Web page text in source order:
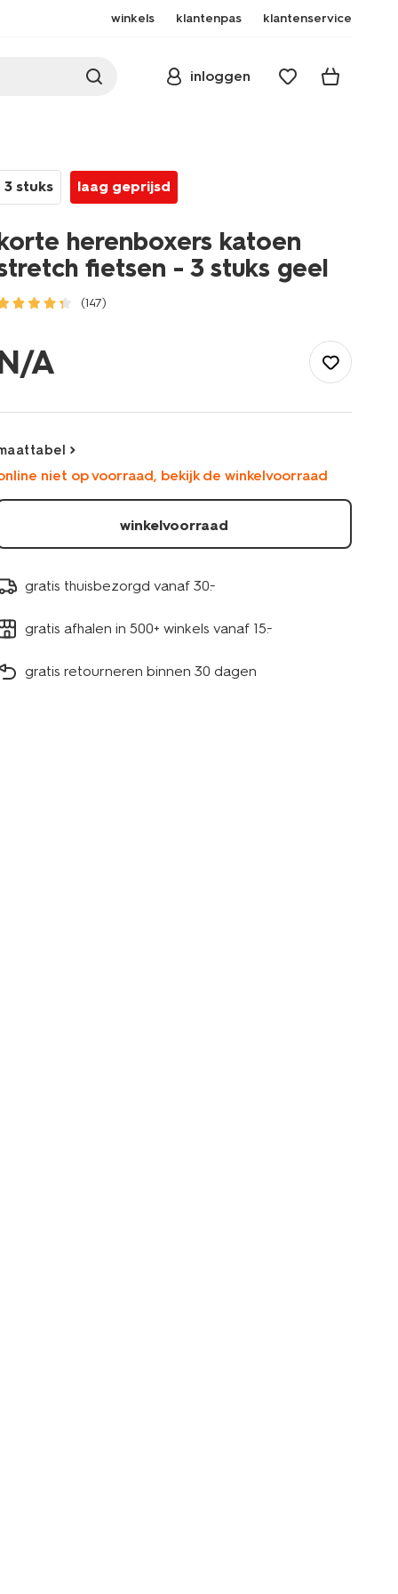
winkels klantenpas klantenservice
inloggen
3 stuks laag geprijsd
herenboxers katoen
fietsen - 3 stuks geel
(147)
herenboxers-
katoen-
stretch-
19110420YELLOW.html
A
niet op voorraad, bekijk de winkelvoorraad
winkelvoorraad
gratis thuisbezorgd vanaf 30.-
gratis afhalen in 500+ winkels vanaf 15.-
gratis retourneren binnen 30 dagen